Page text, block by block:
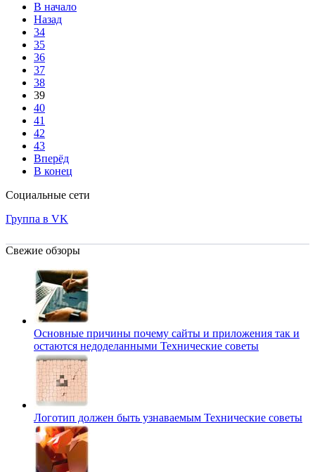
В начало
Назад
34
35
36
37
38
39
40
41
42
43
Вперёд
В конец
Социальные сети
Группа в VK
Свежие обзоры
Основные причины почему сайты и приложения так и
остаются недоделанными Технические советы
Логотип должен быть узнаваемым Технические советы